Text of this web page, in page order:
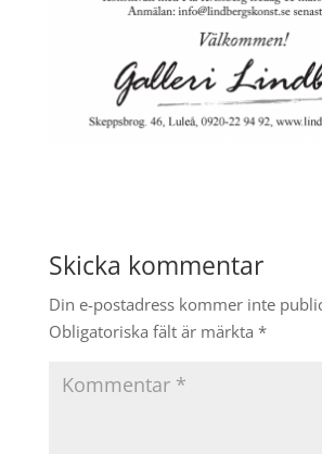
Skicka kommentar
Din e-postadress kommer inte
Obligatoriska fält är märkta *